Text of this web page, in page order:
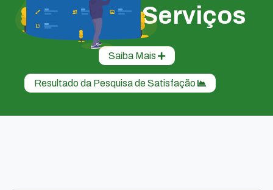
Serviços
Saiba Mais
Resultado da Pesquisa de Satisfação